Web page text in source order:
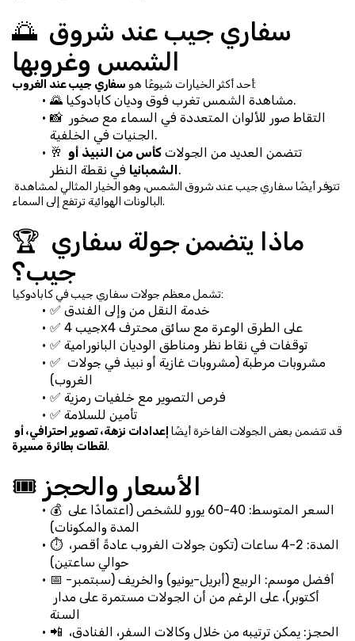
🌅 سفاري جيب عند شروق
الشمس وغروبها
أحد أكثر الخيارات شيوعًا هو سفاري جيب عند الغروب :
🌄 مشاهدة الشمس تغرب فوق وديان كابادوكيا.
📸 التقاط صور للألوان المتعددة في السماء مع صخور
الجنيات في الخلفية.
🥂 تتضمن العديد من الجولات
الشمبانيا في نقطة النظر.
البالونات الهوائية ترتفع إلى السماء.
🏆 ماذا يتضمن جولة سفاري
جيب؟
تشمل معظم جولات سفاري جيب في كابادوكيا:
✅ خدمة النقل من وإلى الفندق
✅ جيب 4x4 على الطرق الوعرة مع سائق محترف
✅ توقفات في نقاط نظر ومناطق الوديان البانورامية
✅ مشروبات مرطبة (مشروبات غازية أو نبيذ في جولات
الغروب)
✅ فرص التصوير مع خلفيات رمزية
✅ تأمين للسلامة
قد تتضمن بعض الجولات الفاخرة أيضًا
لقطات بطائرة مسيرة.
🎟️ الأسعار والحجز
💰 السعر المتوسط: 40-60 يورو للشخص (اعتمادًا على
المدة والمكونات)
⏱️ المدة: 2-4 ساعات (تكون جولات الغروب عادةً أقصر،
حوالي ساعتين)
📅 أفضل موسم: الربيع (أبريل-يونيو) والخريف (سبتمبر-
السنة
📲 الحجز: يمكن ترتيبه من خلال وكالات السفر، الفنادق،